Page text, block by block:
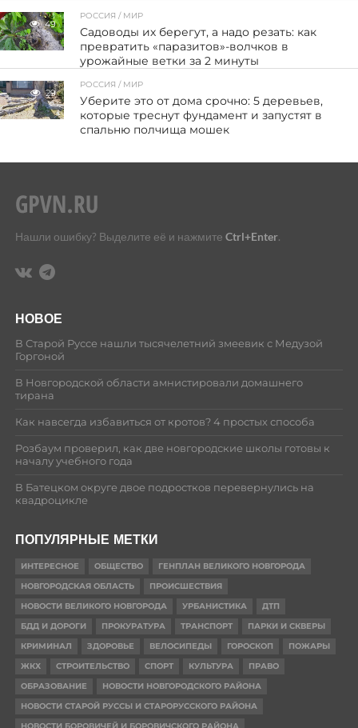
49
РОССИЯ / МИР
Садоводы их берегут, а надо резать: как
превратить «паразитов»-волчков в
урожайные ветки за 2 минуты
29
РОССИЯ / МИР
Уберите это от дома срочно: 5 деревьев,
которые треснут фундамент и запустят в
спальню полчища мошек
Нашли ошибку? Выделите её и нажмите Ctrl+Enter.
НОВОЕ
В Старой Руссе нашли тысячелетний змеевик с Медузой
Горгоной
В Новгородской области амнистировали домашнего
тирана
Как навсегда избавиться от кротов? 4 простых способа
Розбаум проверил, как две новгородские школы готовы к
началу учебного года
В Батецком округе двое подростков перевернулись на
квадроцикле
ПОПУЛЯРНЫЕ МЕТКИ
ИНТЕРЕСНОЕ ОБЩЕСТВО
ГЕНПЛАН ВЕЛИКОГО НОВГОРОДА
НОВГОРОДСКАЯ ОБЛАСТЬ
ПРОИСШЕСТВИЯ
НОВОСТИ ВЕЛИКОГО НОВГОРОДА
УРБАНИСТИКА
ДТП
БДД И ДОРОГИ
ПРОКУРАТУРА ТРАНСПОРТ
ПАРКИ И СКВЕРЫ
КРИМИНАЛ
ЗДОРОВЬЕ ВЕЛОСИПЕДЫ ГОРОСКОП
ПОЖАРЫ
ЖКХ
СТРОИТЕЛЬСТВО СПОРТ КУЛЬТУРА
ПРАВО
ОБРАЗОВАНИЕ
НОВОСТИ НОВГОРОДСКОГО РАЙОНА
НОВОСТИ СТАРОЙ РУССЫ И СТАРОРУССКОГО РАЙОНА
НОВОСТИ БОРОВИЧЕЙ И БОРОВИЧСКОГО РАЙОНА